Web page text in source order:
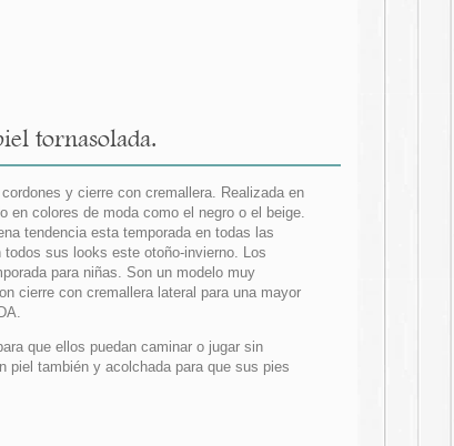
tornasolada.
y cierre con cremallera. Realizada en
en colores de moda como el negro o el beige.
tendencia esta temporada en todas las
sus looks este otoño-invierno. Los
para niñas. Son un modelo muy
cierre con cremallera lateral para una mayor
que ellos puedan caminar o jugar sin
piel también y acolchada para que sus pies